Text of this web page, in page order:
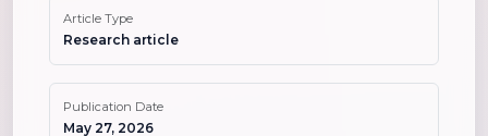
Article Type
Research article
Publication Date
May 27, 2026